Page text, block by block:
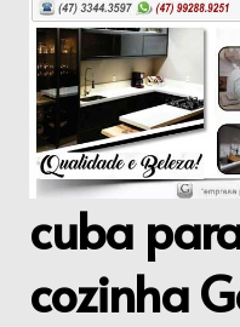
cuba
cozinha